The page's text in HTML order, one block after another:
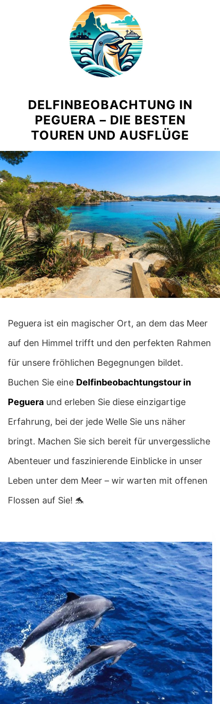
DELFINBEOBACHTUNG IN
PEGUERA – DIE BESTEN
TOUREN UND AUSFLÜGE
Peguera ist ein magischer Ort, an dem das Meer
auf den Himmel trifft und den perfekten Rahmen
für unsere fröhlichen Begegnungen bildet.
Buchen Sie eine Delfinbeobachtungstour in
Peguera und erleben Sie diese einzigartige
Erfahrung, bei der jede Welle Sie uns näher
bringt. Machen Sie sich bereit für unvergessliche
Abenteuer und faszinierende Einblicke in unser
Leben unter dem Meer – wir warten mit offenen
Flossen auf Sie! 🐬